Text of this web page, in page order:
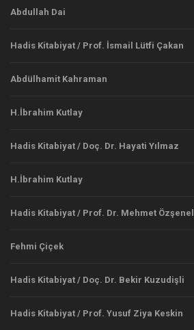
Abdullah Dai
Hadis Kitabiyat / Prof. İsmail Lütfi Çakan
Abdülhamit Kahraman
H.İbrahim Kutlay
Hadis Kitabiyat / Doç. Dr. Hayati Yılmaz
H.İbrahim Kutlay
Hadis Kitabiyat / Prof. Dr. Mehmet Özşenel
Fehmi Çiçek
Hadis Kitabiyat / Doç. Dr. Bekir Kuzudişli
Hadis Kitabiyat / Prof. Yusuf Ziya Keskin